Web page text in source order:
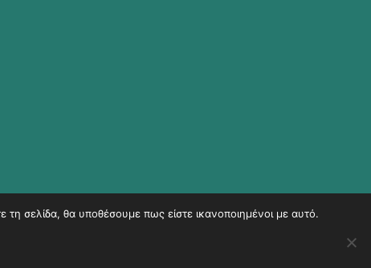
σελίδα, θα υποθέσουμε πως είστε ικανοποιημένοι με αυτό.